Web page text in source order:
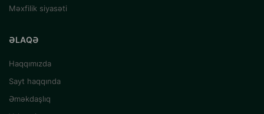
Məxfilik siyasəti
ƏLAQƏ
Haqqımızda
Sayt haqqında
Əməkdaşlıq